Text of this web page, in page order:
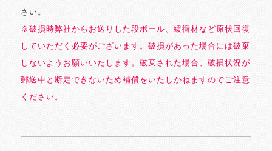
さい。
※破損時弊社からお送りした段ボール、緩衝材など原状回復
していただく必要がございます。破損があった場合には破棄
しないようお願いいたします。破棄された場合、破損状況が
郵送中と断定できないため補償をいたしかねますのでご注意
ください。